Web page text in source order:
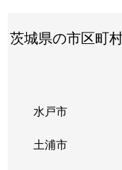
茨城県の市区町
水戸市
土浦市